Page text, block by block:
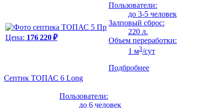
Цена: 176 220 ₽
Пользователи:
до 3-5 человек
Залповый сброс:
220 л.
Объем переработки:
1 м3/сут
Подбробнее
Септик ТОПАС 6 Long
Пользователи:
до 6 человек